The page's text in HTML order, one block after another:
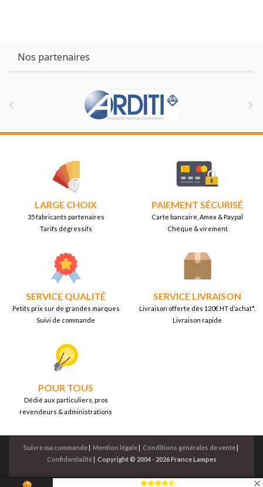
Nos partenaires
 
LARGE CHOIX
35 fabricants partenaires
Tarifs dégressifs
PAIEMENT SÉCURISÉ
Carte bancaire, Amex & Paypal
Chèque & virement
SERVICE QUALITÉ
Petits prix sur de grandes marques
Suivi de commande
SERVICE LIVRAISON
Livraison offerte dès 120€ HT d’achat*.
Livraison rapide
POUR TOUS
Dédié aux particuliers, pros
revendeurs & administrations
Suivre ma commande| Mention légale| Conditions générales de vente|
Confidentialité| Copyright © 2004 - 2026 France Lampes